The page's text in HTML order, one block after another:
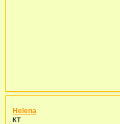
Helena
КТ